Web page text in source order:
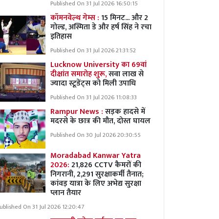
Published On 31 Jul 2026 16:50:15
कॉमनवेल्थ गेम्स :15 मिनट... और 2
गोल्ड, अस्मिता डे और हर्ष सिंह ने रचा
इतिहास
Published On 31 Jul 2026 21:31:52
Lucknow University का 69वां
दीक्षांत समारोह शुरू,सवा लाख से
ज्यादा स्टूडेंट्स को मिली उपाधि
Published On 31 Jul 2026 11:08:33
Rampur News :सड़क हादसे में
मदरसे के छात्र की मौत, दोस्त घायल
Published On 30 Jul 2026 20:30:55
Moradabad Kanwar Yatra
2026:21,826 CCTV कैमरों की
निगरानी, 2,291 सुरक्षाकर्मी तैनात;
कांवड़ यात्रा के लिए अभेद्य सुरक्षा
प्लान तैयार
On 31 Jul 2026 12:20:47